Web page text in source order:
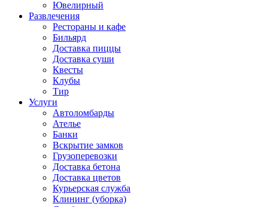
Ювелирный
Развлечения
Рестораны и кафе
Бильярд
Доставка пиццы
Доставка суши
Квесты
Клубы
Тир
Услуги
Автоломбарды
Ателье
Банки
Вскрытие замков
Грузоперевозки
Доставка бетона
Доставка цветов
Курьерская служба
Клининг (уборка)